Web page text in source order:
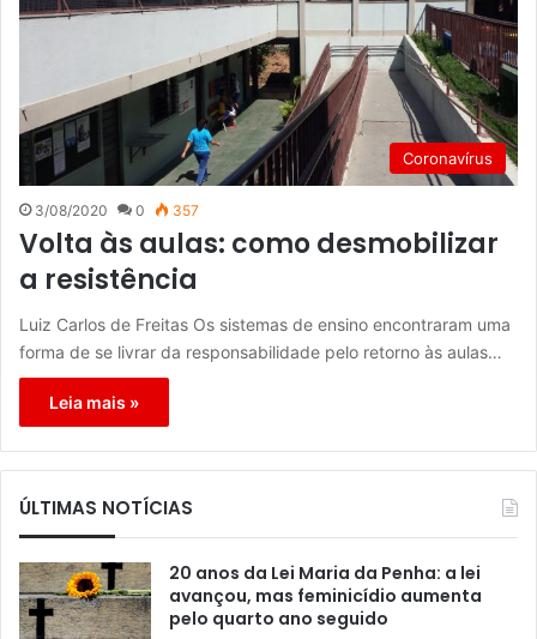
Coronavírus
3/08/2020 0 357
Volta às aulas: como desmobilizar
a resistência
Luiz Carlos de Freitas Os sistemas de ensino encontraram uma
forma de se livrar da responsabilidade pelo retorno às aulas…
Leia mais »
ÚLTIMAS NOTÍCIAS
20 anos da Lei Maria da Penha: a lei
avançou, mas feminicídio aumenta
pelo quarto ano seguido